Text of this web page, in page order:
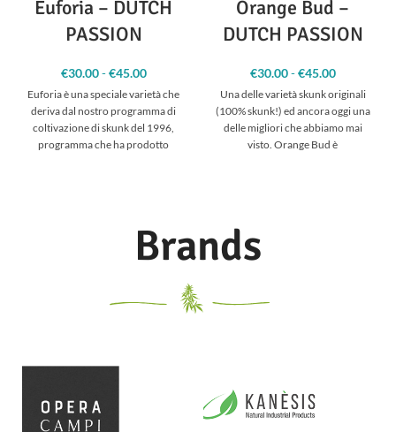
Euforia – DUTCH
PASSION
€30.00 - €45.00
di
prezzo:
€30.00 a
€45.00
Euforia è una speciale varietà che
deriva dal nostro programma di
coltivazione di skunk del 1996,
programma che ha prodotto
Orange Bud –
DUTCH PASSION
€30.00 - €45.00
di
prezzo:
da
€30.00 a
Una delle varietà skunk originali
(100% skunk!) ed ancora oggi una
delle migliori che abbiamo mai
visto. Orange Bud è
Brands